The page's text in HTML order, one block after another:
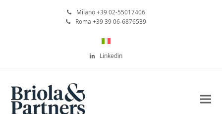
Milano +39 02-55017406
Roma +39 39 06-6876539
Linkedin